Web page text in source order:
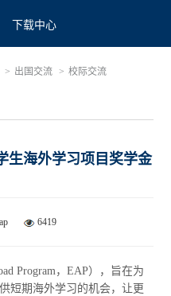
下载中心
出国交流 校际交流
生海外学习项目奖学金
6419
Program，EAP），旨在为
短期海外学习的机会，让更